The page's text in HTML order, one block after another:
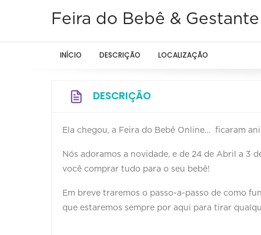
Feira do Bebê &
INÍCIO DESCRIÇÃO LOCALIZAÇÃO
DESCRIÇÃO
Ela chegou, a Feira do Bebê Online… ficaram
Nós adoramos a novidade, e de 24 de Abril a 3
você comprar tudo para o seu bebê!
Em breve traremos o passo-a-passo de como
que estaremos sempre por aqui para tirar